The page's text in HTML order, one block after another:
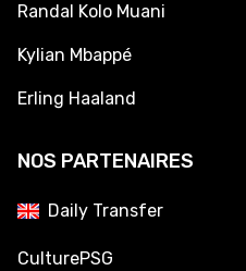
Randal Kolo Muani
Kylian Mbappé
Erling Haaland
NOS PARTENAIRES
Daily Transfer
CulturePSG